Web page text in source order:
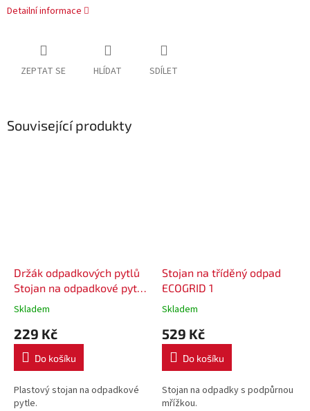
Detailní informace
ZEPTAT SE HLÍDAT SDÍLET
Související produkty
Držák odpadkových pytlů
Stojan na odpadkové pytle
- modrý
Skladem
229 Kč
Do košíku
Plastový stojan na odpadkové
pytle.
Stojan na tříděný odpad
ECOGRID 1
Skladem
529 Kč
Do košíku
Stojan na odpadky s podpůrnou
mřížkou.